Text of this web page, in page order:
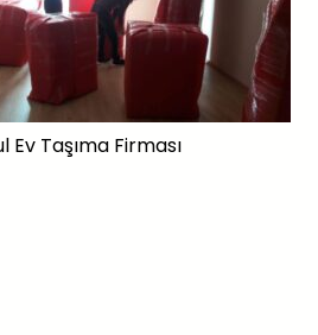
Ev Taşıma Firması